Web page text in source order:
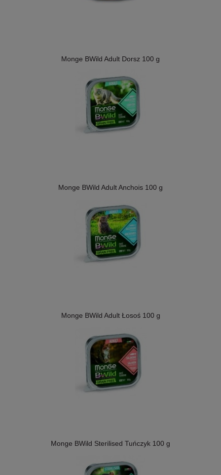
Monge BWild Adult Dorsz 100 g
Monge BWild Adult Anchois 100 g
Monge BWild Adult Łosoś 100 g
Monge BWild Sterilised Tuńczyk 100 g